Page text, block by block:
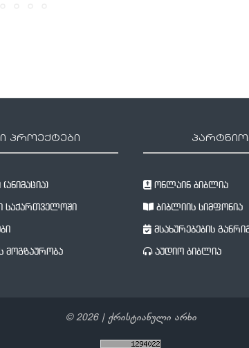
პროექტები
საქართველოში
მოგზაურობა
ონლაინ ბიბლია
ბიბლიის სიმფონია
მსახურებების
აუდიო ბიბლია
©2026| ქრისტიანული არხი